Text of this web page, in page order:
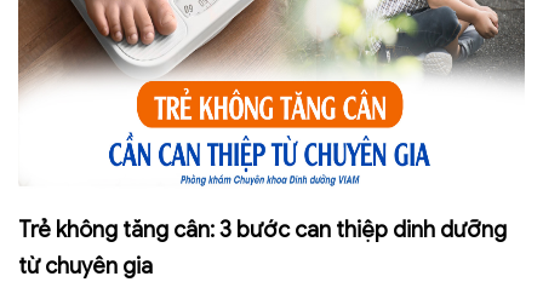
Trẻ không tăng cân: 3 bước can thiệp dinh dưỡng
từ chuyên gia